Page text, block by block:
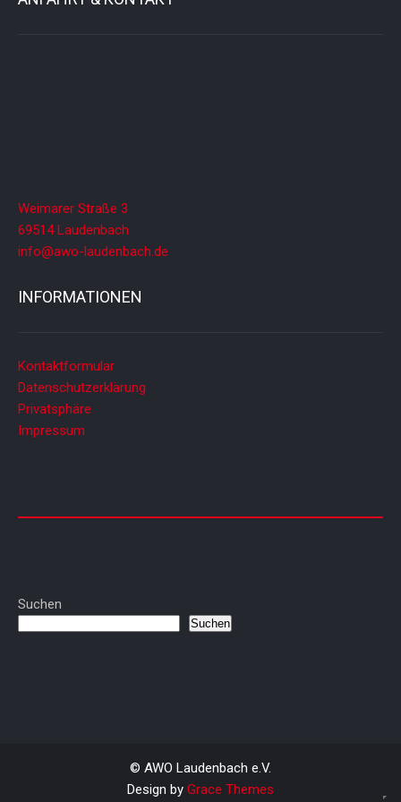
Weimarer Straße 3
69514 Laudenbach
info@awo-laudenbach.de
INFORMATIONEN
Kontaktformular
Datenschutzerklärung
Privatsphäre
Impressum
Suchen
Suchen
© AWO Laudenbach e.V.
Design by Grace Themes